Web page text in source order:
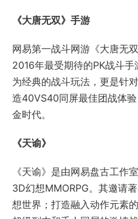
《天谕》是由网易盘古工作
想世界；打造融入动作元素
超级副本和千人同屏的激情
统、角色定制、公会建设和
《阴阳师》
《阴阳师》手游是网易游戏
阴阳师安倍晴明探寻记忆的
剧情跌宕，画风唯美，是网
式神亟待觉醒，带你体验古